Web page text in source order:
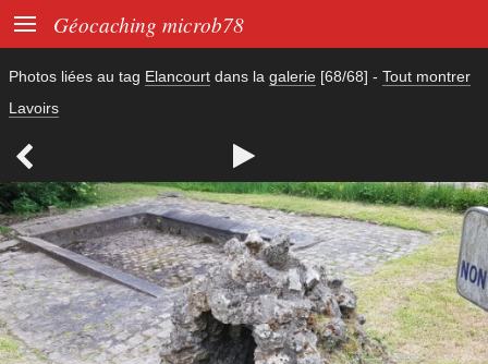
 Géocaching microb78
Photos liées au tag Elancourt dans la galerie [68/68] - Tout montrer
Lavoirs
 